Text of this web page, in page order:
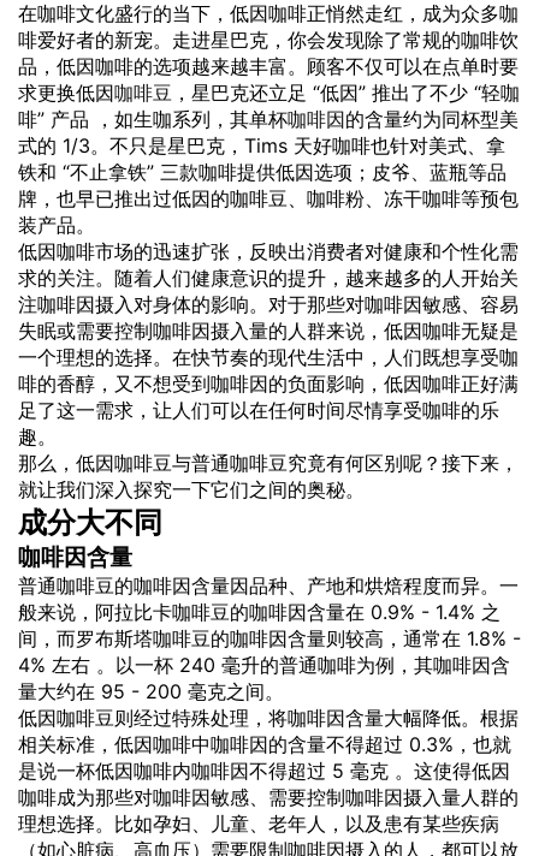
在咖啡文化盛行的当下，低因咖啡正悄然走红，成为众多咖
啡爱好者的新宠。走进星巴克，你会发现除了常规的咖啡饮
品，低因咖啡的选项越来越丰富。顾客不仅可以在点单时要
求更换低因咖啡豆 ，星巴克还立足 “低因” 推出了不少 “轻咖
啡” 产品 ，如生咖系列，其单杯咖啡因的含量约为同杯型美
式的 1/3。不只是星巴克，Tims 天好咖啡也针对美式、拿
铁和 “不止拿铁” 三款咖啡提供低因选项；皮爷、蓝瓶等品
牌，也早已推出过低因的咖啡豆、咖啡粉、冻干咖啡等预包
装产品。
低因咖啡市场的迅速扩张，反映出消费者对健康和个性化需
求的关注。随着人们健康意识的提升，越来越多的人开始关
注咖啡因摄入对身体的影响。对于那些对咖啡因敏感、容易
失眠或需要控制咖啡因摄入量的人群来说，低因咖啡无疑是
一个理想的选择。在快节奏的现代生活中，人们既想享受咖
啡的香醇，又不想受到咖啡因的负面影响，低因咖啡正好满
足了这一需求，让人们可以在任何时间尽情享受咖啡的乐
趣。
那么，低因咖啡豆与普通咖啡豆究竟有何区别呢？接下来，
就让我们深入探究一下它们之间的奥秘。
成分大不同
咖啡因含量
普通咖啡豆的咖啡因含量因品种、产地和烘焙程度而异。一
般来说，阿拉比卡咖啡豆的咖啡因含量在 0.9% - 1.4% 之
间，而罗布斯塔咖啡豆的咖啡因含量则较高，通常在 1.8% -
4% 左右 。以一杯 240 毫升的普通咖啡为例，其咖啡因含
量大约在 95 - 200 毫克之间。
低因咖啡豆则经过特殊处理，将咖啡因含量大幅降低。根据
相关标准，低因咖啡中咖啡因的含量不得超过 0.3%，也就
是说一杯低因咖啡内咖啡因不得超过 5 毫克 。这使得低因
咖啡成为那些对咖啡因敏感、需要控制咖啡因摄入量人群的
理想选择。比如孕妇、儿童、老年人，以及患有某些疾病
（如心脏病、高血压）需要限制咖啡因摄入的人，都可以放